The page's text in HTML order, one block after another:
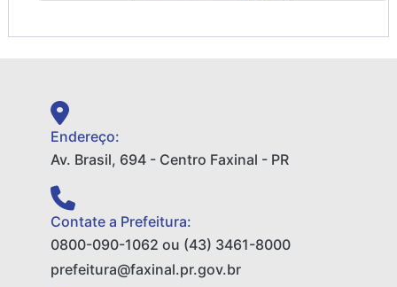
Endereço:
Av. Brasil, 694 - Centro Faxinal - PR
Contate a Prefeitura:
0800-090-1062 ou (43) 3461-8000
prefeitura@faxinal.pr.gov.br